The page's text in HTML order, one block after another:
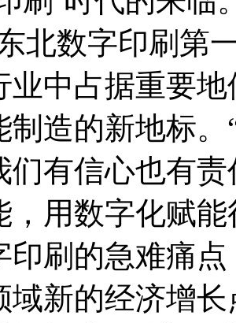
北数字印刷第
业中占据重要
制造的新地标
们有信心也有
，用数字化赋
印刷的急难痛
域新的经济增